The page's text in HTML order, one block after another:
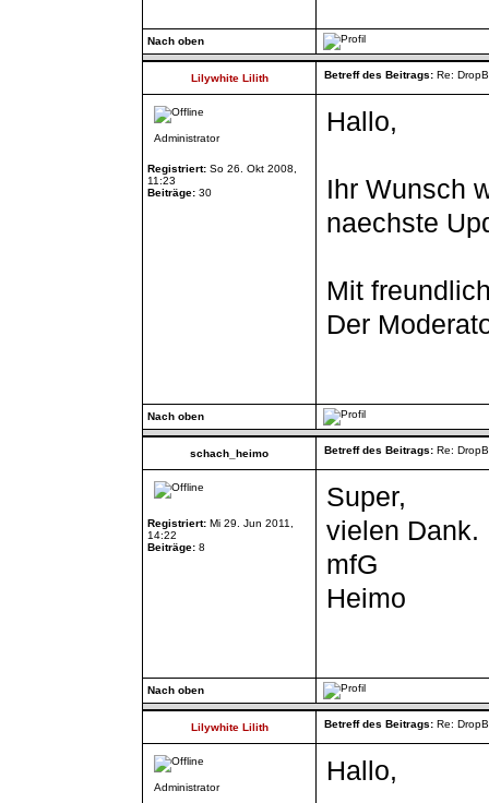
Nach oben
Lilywhite Lilith Betreff des Beitrags: Re:
Administrator
Registriert: So 26. Okt 2008,
11:23
Beiträge: 30
Hallo,
Ihr Wunsch
naechste
Mit
Der
Nach oben
schach_heimo Betreff des Beitrags: Re:
Registriert: Mi 29. Jun 2011,
14:22
Beiträge: 8
Super,
vielen Dank.
mfG
Heimo
Nach oben
Lilywhite Lilith Betreff des Beitrags: Re:
Administrator
Hallo,